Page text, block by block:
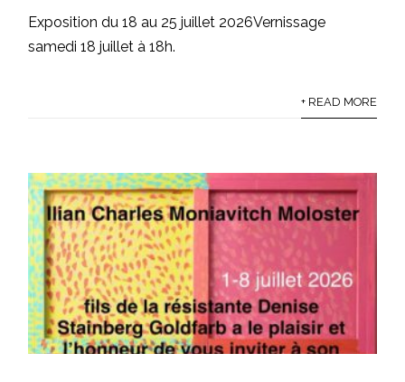
Exposition du 18 au 25 juillet 2026Vernissage
samedi 18 juillet à 18h.
+ READ MORE